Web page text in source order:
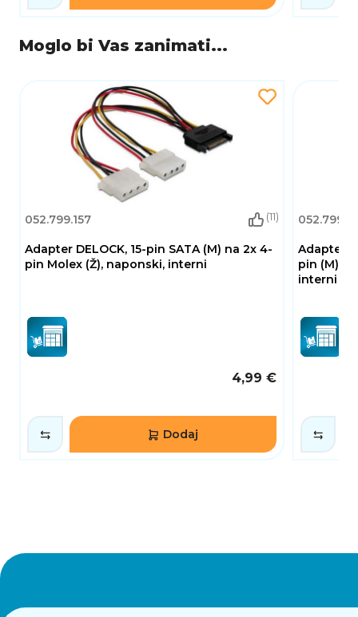
Moglo bi Vas zanimati...
052.799.157 (11)
Adapter DELOCK, 15-pin SATA (M) na 2x 4-
pin Molex (Ž), naponski, interni
4,99 €
Dodaj
Adapter
pin (M)
interni